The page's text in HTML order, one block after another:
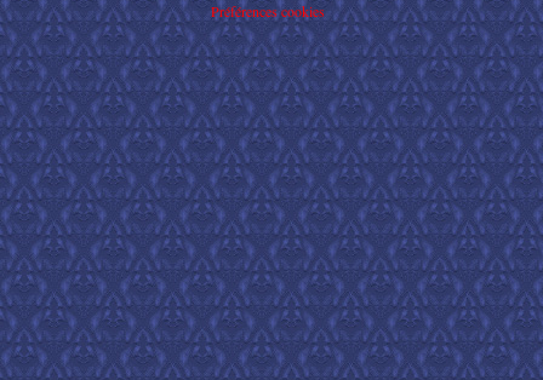
Préférences cookies